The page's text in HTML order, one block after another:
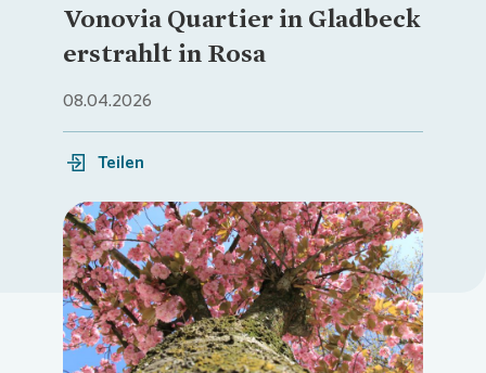
Mein Zuhause
Meine Stadt
Login
Vonovia Quartier in Gladbeck
erstrahlt in Rosa
08.04.2026
Teilen
Loading...